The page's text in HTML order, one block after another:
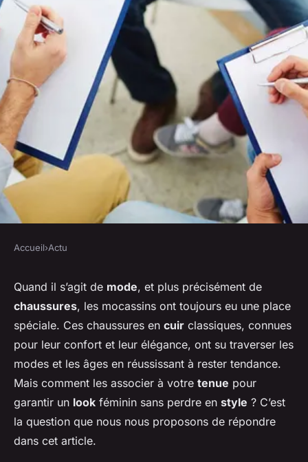
Comment associer des
mocassins classiques à une
tenue féminine sans perdre en
style?
Maxime•8 avril 2024 •5 min de lecture
Accueil›Actu
Quand il s’agit de mode, et plus précisément de
chaussures, les mocassins ont toujours eu une place
spéciale. Ces chaussures en cuir classiques, connues
pour leur confort et leur élégance, ont su traverser les
modes et les âges en réussissant à rester tendance.
Mais comment les associer à votre tenue pour
garantir un look féminin sans perdre en style ? C’est
la question que nous nous proposons de répondre
dans cet article.